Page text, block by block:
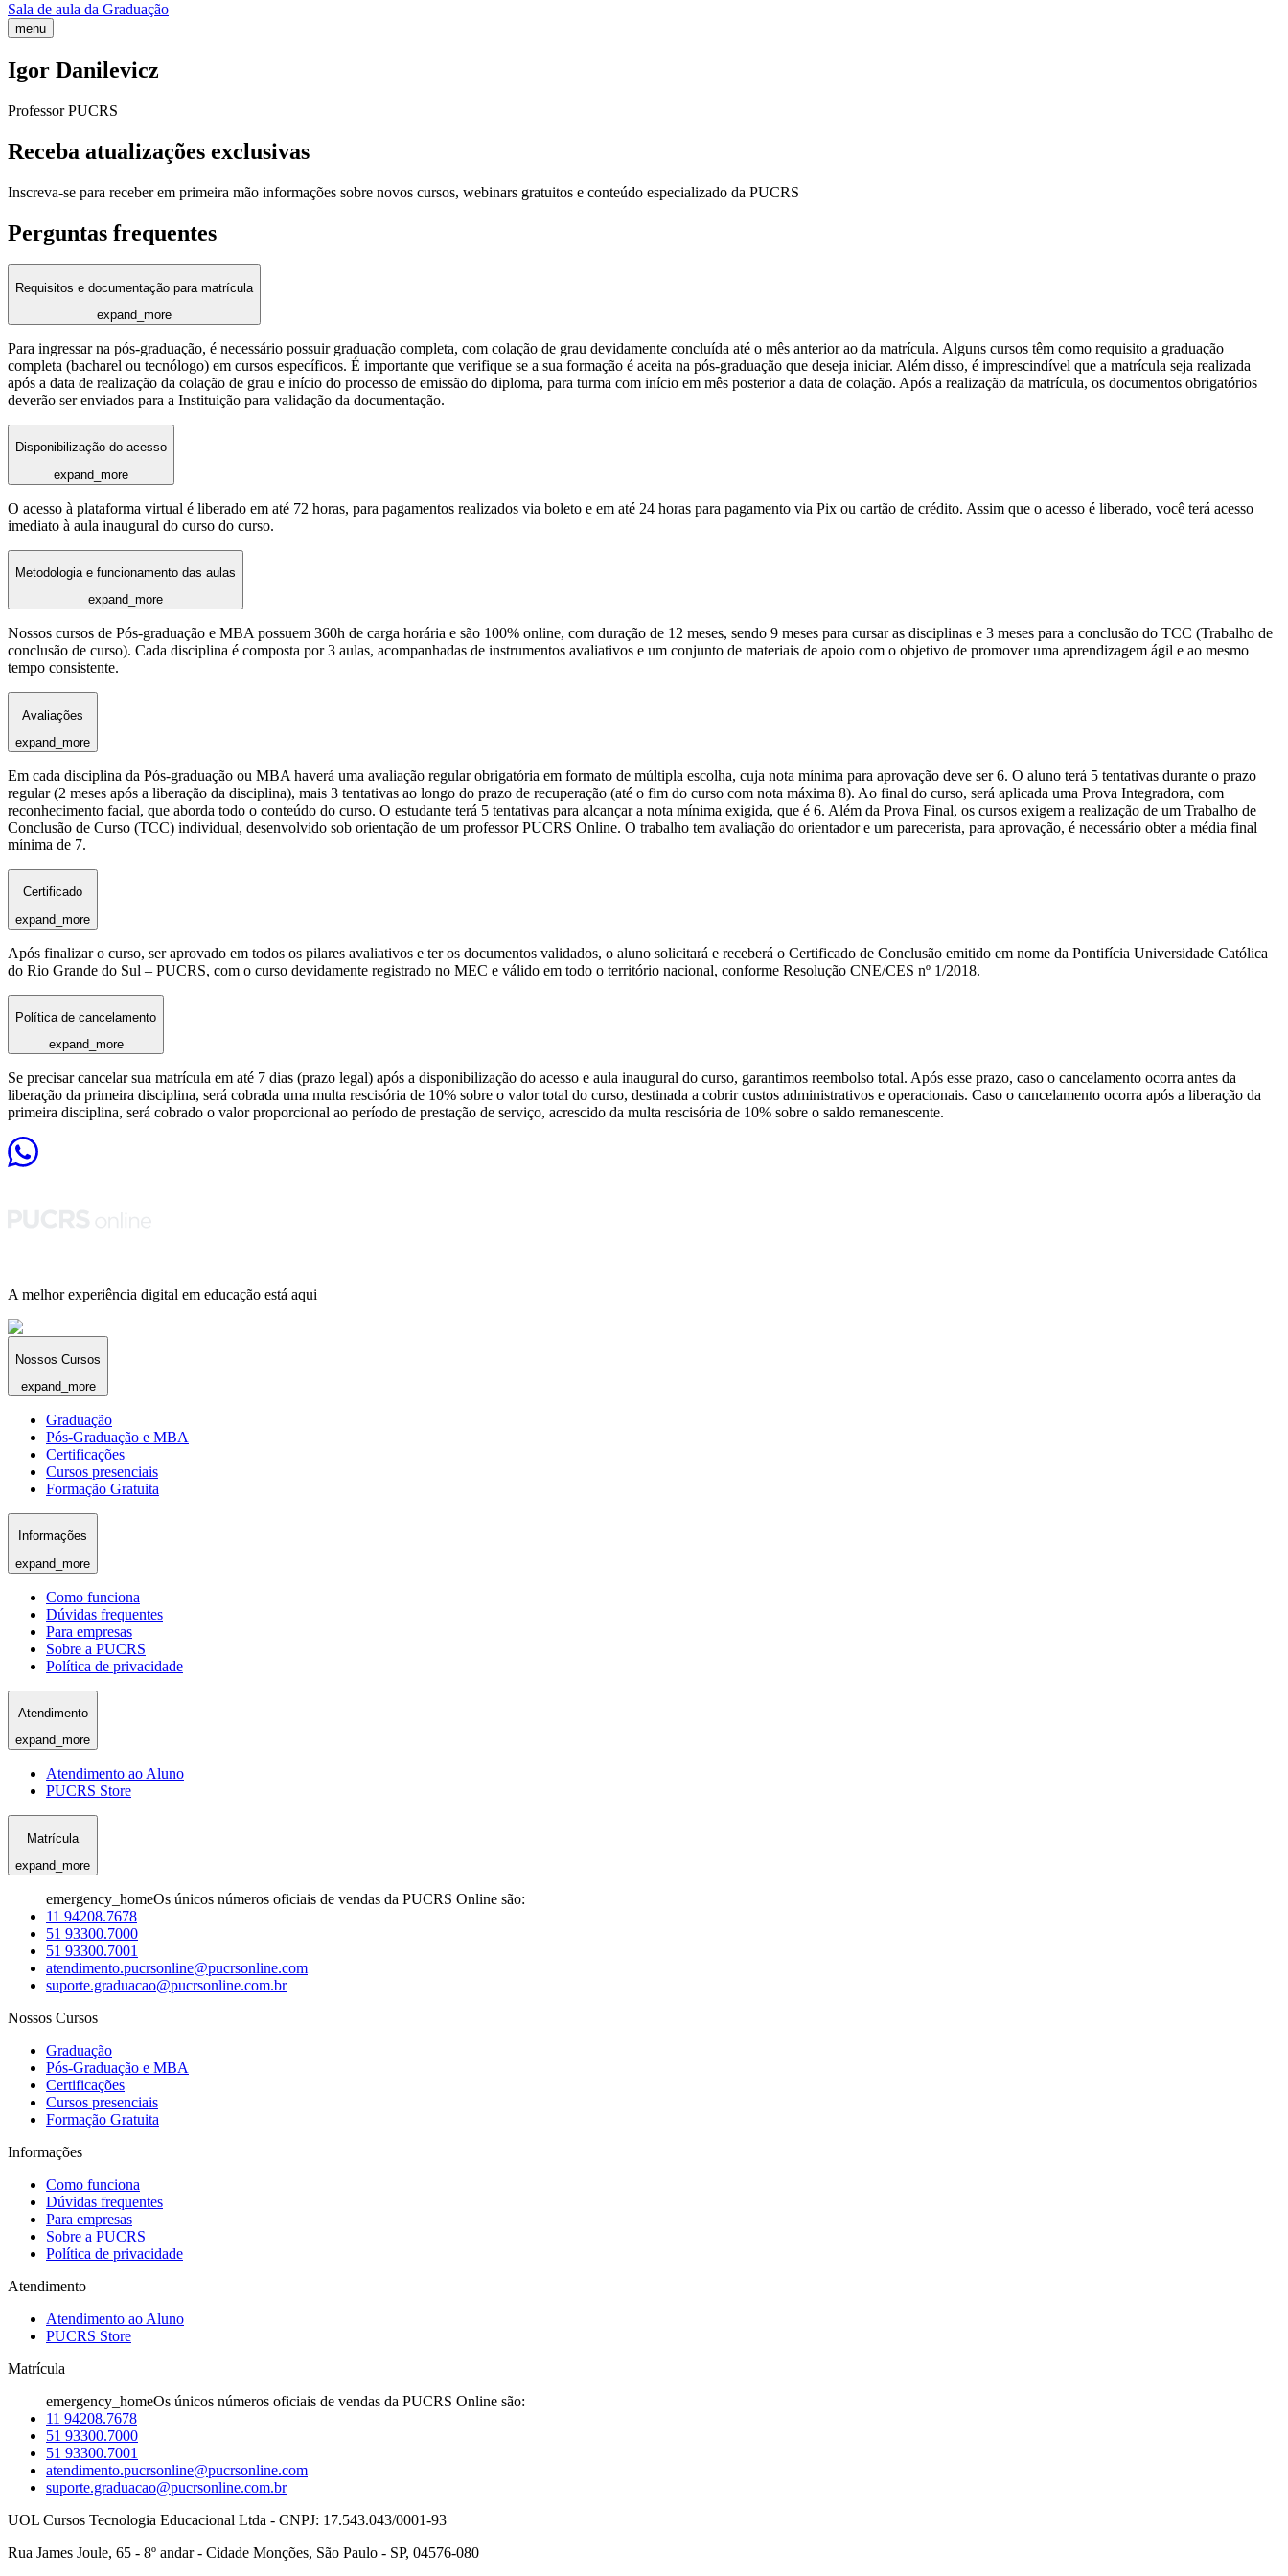
Sala de aula da Graduação
menu
Igor Danilevicz
Professor PUCRS
Receba atualizações exclusivas
Inscreva-se para receber em primeira mão informações sobre novos cursos, webinars gratuitos e conteúdo especializado da PUCRS
Perguntas frequentes
Requisitos e documentação para matrícula
expand_more
Para ingressar na pós-graduação, é necessário possuir graduação completa, com colação de grau devidamente concluída até o mês anterior ao da matrícula. Alguns cursos têm como requisito a graduação
completa (bacharel ou tecnólogo) em cursos específicos. É importante que verifique se a sua formação é aceita na pós-graduação que deseja iniciar. Além disso, é imprescindível que a matrícula seja realizada
após a data de realização da colação de grau e início do processo de emissão do diploma, para turma com início em mês posterior a data de colação. Após a realização da matrícula, os documentos obrigatórios
deverão ser enviados para a Instituição para validação da documentação.
Disponibilização do acesso
expand_more
O acesso à plataforma virtual é liberado em até 72 horas, para pagamentos realizados via boleto e em até 24 horas para pagamento via Pix ou cartão de crédito. Assim que o acesso é liberado, você terá acesso
imediato à aula inaugural do curso do curso.
Metodologia e funcionamento das aulas
expand_more
Nossos cursos de Pós-graduação e MBA possuem 360h de carga horária e são 100% online, com duração de 12 meses, sendo 9 meses para cursar as disciplinas e 3 meses para a conclusão do TCC (Trabalho de
conclusão de curso). Cada disciplina é composta por 3 aulas, acompanhadas de instrumentos avaliativos e um conjunto de materiais de apoio com o objetivo de promover uma aprendizagem ágil e ao mesmo
tempo consistente.
Avaliações
expand_more
Em cada disciplina da Pós-graduação ou MBA haverá uma avaliação regular obrigatória em formato de múltipla escolha, cuja nota mínima para aprovação deve ser 6. O aluno terá 5 tentativas durante o prazo
regular (2 meses após a liberação da disciplina), mais 3 tentativas ao longo do prazo de recuperação (até o fim do curso com nota máxima 8). Ao final do curso, será aplicada uma Prova Integradora, com
reconhecimento facial, que aborda todo o conteúdo do curso. O estudante terá 5 tentativas para alcançar a nota mínima exigida, que é 6. Além da Prova Final, os cursos exigem a realização de um Trabalho de
Conclusão de Curso (TCC) individual, desenvolvido sob orientação de um professor PUCRS Online. O trabalho tem avaliação do orientador e um parecerista, para aprovação, é necessário obter a média final
mínima de 7.
Certificado
expand_more
Após finalizar o curso, ser aprovado em todos os pilares avaliativos e ter os documentos validados, o aluno solicitará e receberá o Certificado de Conclusão emitido em nome da Pontifícia Universidade Católica
do Rio Grande do Sul – PUCRS, com o curso devidamente registrado no MEC e válido em todo o território nacional, conforme Resolução CNE/CES nº 1/2018.
Política de cancelamento
expand_more
Se precisar cancelar sua matrícula em até 7 dias (prazo legal) após a disponibilização do acesso e aula inaugural do curso, garantimos reembolso total. Após esse prazo, caso o cancelamento ocorra antes da
liberação da primeira disciplina, será cobrada uma multa rescisória de 10% sobre o valor total do curso, destinada a cobrir custos administrativos e operacionais. Caso o cancelamento ocorra após a liberação da
primeira disciplina, será cobrado o valor proporcional ao período de prestação de serviço, acrescido da multa rescisória de 10% sobre o saldo remanescente.
A melhor experiência digital em educação está aqui
Nossos Cursos
expand_more
Graduação
Pós-Graduação e MBA
Certificações
Cursos presenciais
Formação Gratuita
Informações
expand_more
Como funciona
Dúvidas frequentes
Para empresas
Sobre a PUCRS
Política de privacidade
Atendimento
expand_more
Atendimento ao Aluno
PUCRS Store
Matrícula
expand_more
emergency_homeOs únicos números oficiais de vendas da PUCRS Online são:
11 94208.7678
51 93300.7000
51 93300.7001
atendimento.pucrsonline@pucrsonline.com
suporte.graduacao@pucrsonline.com.br
Nossos Cursos
Graduação
Pós-Graduação e MBA
Certificações
Cursos presenciais
Formação Gratuita
Informações
Como funciona
Dúvidas frequentes
Para empresas
Sobre a PUCRS
Política de privacidade
Atendimento
Atendimento ao Aluno
PUCRS Store
Matrícula
emergency_homeOs únicos números oficiais de vendas da PUCRS Online são:
11 94208.7678
51 93300.7000
51 93300.7001
atendimento.pucrsonline@pucrsonline.com
suporte.graduacao@pucrsonline.com.br
UOL Cursos Tecnologia Educacional Ltda - CNPJ: 17.543.043/0001-93
Rua James Joule, 65 - 8º andar - Cidade Monções, São Paulo - SP, 04576-080